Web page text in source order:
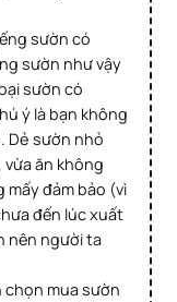
sườn như vậy
sườn có
ý là bạn không
Dẻ sườn nhỏ
ăn không
mấy đảm bảo (vì
đến lúc xuất
nên người ta